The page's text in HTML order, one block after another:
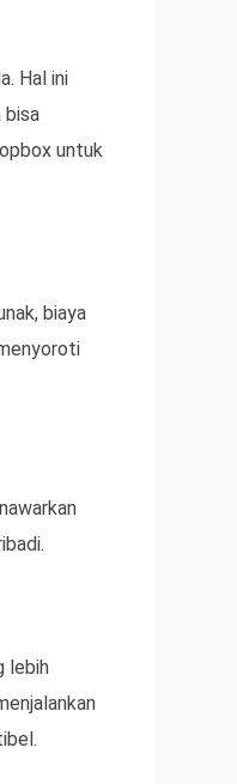
Hal ini
bisa
untuk
biaya
lebih